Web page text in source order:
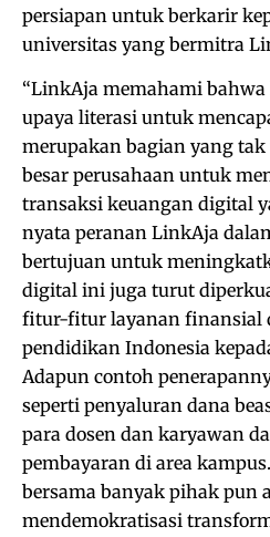
persiapan untuk berkarir
universitas yang bermitra
“LinkAja memahami
upaya literasi untuk
merupakan bagian yang
besar perusahaan untuk
transaksi keuangan digital
nyata peranan LinkAja
bertujuan untuk
digital ini juga turut
fitur-fitur layanan finansial
pendidikan Indonesia
Adapun contoh
seperti penyaluran dana
para dosen dan karyawan
pembayaran di area
bersama banyak pihak pun
mendemokratisasi